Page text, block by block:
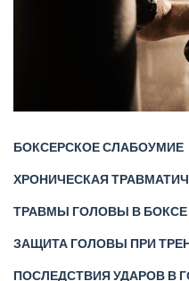
БОКСЕРСКОЕ СЛАБОУМИЕ
ХРОНИЧЕСКАЯ
ТРАВМЫ ГОЛОВЫ В БОКСЕ
ЗАЩИТА ГОЛОВЫ ПРИ
ПОСЛЕДСТВИЯ УДАРОВ В